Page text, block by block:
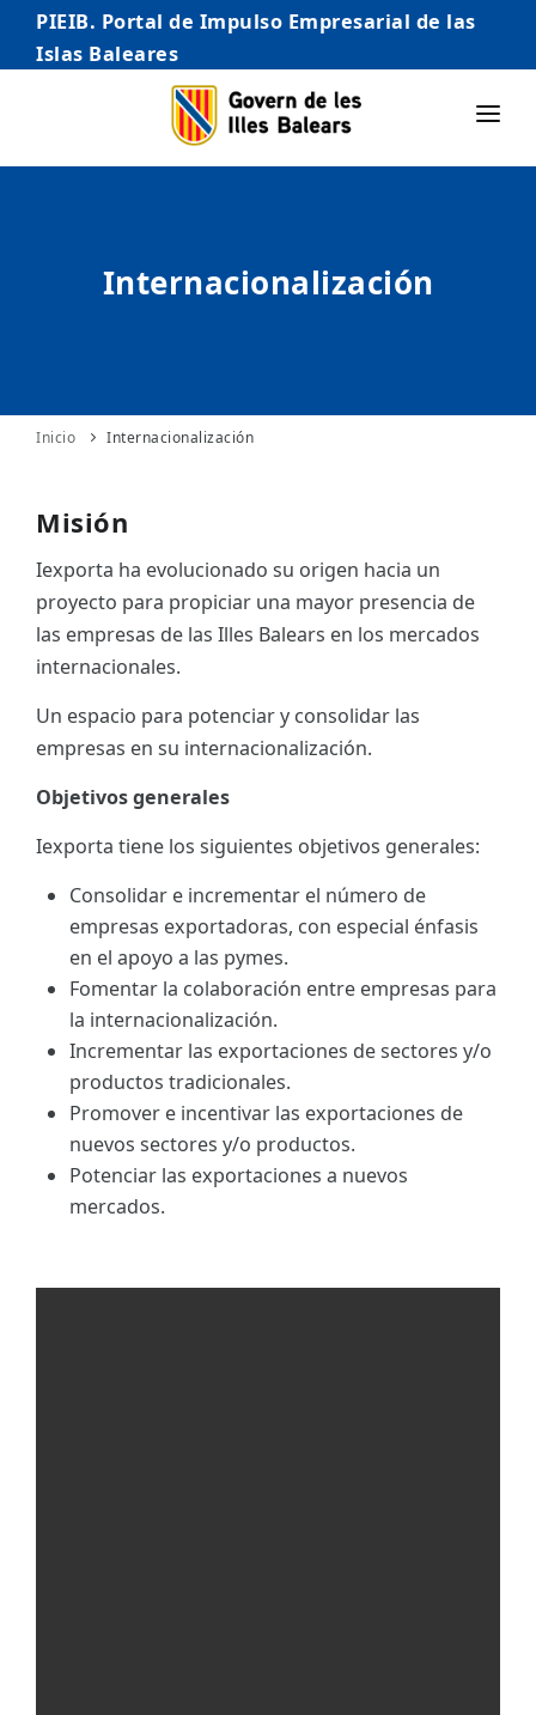
PIEIB. Portal de Impulso Empresarial de las
Islas Baleares
INICIO
AUTÓNOMO/AUTÓNOMA
INTERNACIONALIZACIÓN
ES
CAT
Internacionalización
Inicio Internacionalización
Misión
Iexporta ha evolucionado su origen hacia un
proyecto para propiciar una mayor presencia de
las empresas de las Illes Balears en los mercados
internacionales.
Un espacio para potenciar y consolidar las
empresas en su internacionalización.
Objetivos generales
Iexporta tiene los siguientes objetivos generales:
Consolidar e incrementar el número de
empresas exportadoras, con especial énfasis
en el apoyo a las pymes.
Fomentar la colaboración entre empresas para
la internacionalización.
Incrementar las exportaciones de sectores y/o
productos tradicionales.
Promover e incentivar las exportaciones de
nuevos sectores y/o productos.
Potenciar las exportaciones a nuevos
mercados.